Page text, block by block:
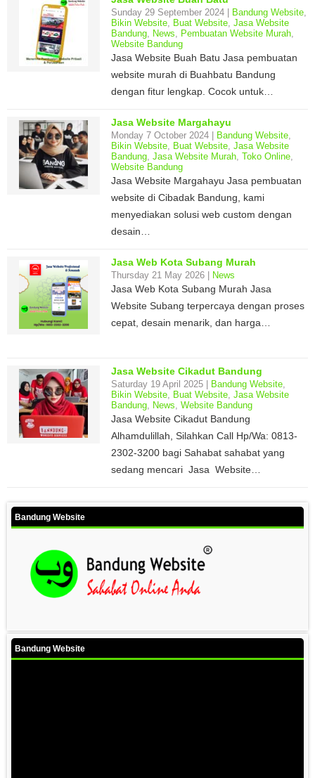
Sunday 29 September 2024 | Bandung Website,
Bikin Website, Buat Website, Jasa Website
Bandung, News, Pembuatan Website Murah,
Website Bandung
Jasa Website Buah Batu Jasa pembuatan
website murah di Buahbatu Bandung
dengan fitur lengkap. Cocok untuk…
Jasa Website Margahayu
Monday 7 October 2024 | Bandung Website,
Bikin Website, Buat Website, Jasa Website
Bandung, Jasa Website Murah, Toko Online,
Website Bandung
Jasa Website Margahayu Jasa pembuatan
website di Cibadak Bandung, kami
menyediakan solusi web custom dengan
desain…
Jasa Web Kota Subang Murah
Thursday 21 May 2026 | News
Jasa Web Kota Subang Murah Jasa
Website Subang terpercaya dengan proses
cepat, desain menarik, dan harga…
Jasa Website Cikadut Bandung
Saturday 19 April 2025 | Bandung Website,
Bikin Website, Buat Website, Jasa Website
Bandung, News, Website Bandung
Jasa Website Cikadut Bandung
Alhamdulillah, Silahkan Call Hp/Wa: 0813-
2302-3200 bagi Sahabat sahabat yang
sedang mencari Jasa Website…
Bandung Website
Bandung Website